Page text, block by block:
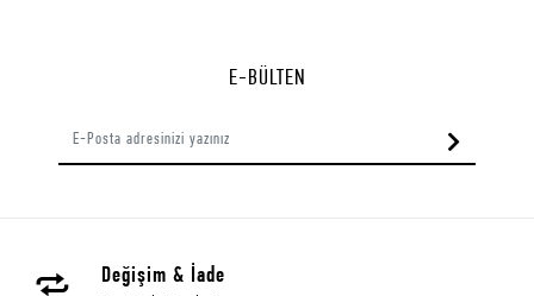
E-BÜLTEN
Değişim & İade